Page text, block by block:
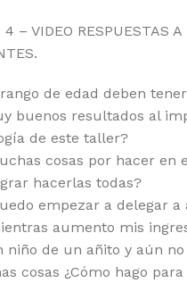
4 – VIDEO RESPUESTAS A
de edad deben
buenos resultados al
de este taller?
cosas por hacer en
hacerlas todas?
empezar a delegar
aumento mis
niño de un añito y aún
cosas ¿Cómo hago